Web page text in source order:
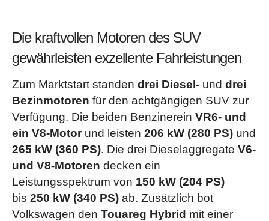
Vordersitze mit aktiver Klimatisierung
siehe Broschüren & Preislisten
Die kraftvollen Motoren des SUV
gewährleisten exzellente Fahrleistungen
Zum Marktstart standen drei Diesel- und drei
Bezinmotoren für den achtgängigen SUV zur
Verfügung. Die beiden Benzinerein VR6- und
ein V8-Motorund leisten 206 kW (280 PS) und
265 kW (360 PS). Die drei Dieselaggregate V6-
und V8-Motoren decken ein
Leistungsspektrum von 150 kW (204 PS)
bis 250 kW (340 PS) ab. Zusätzlich bot
Volkswagen den Touareg Hybrid mit einer